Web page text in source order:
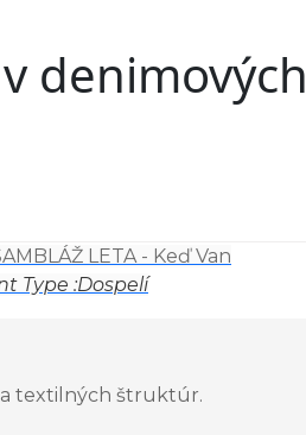
denimových
LETA - Keď Van
Type :Dospelí
a textilných štruktúr.